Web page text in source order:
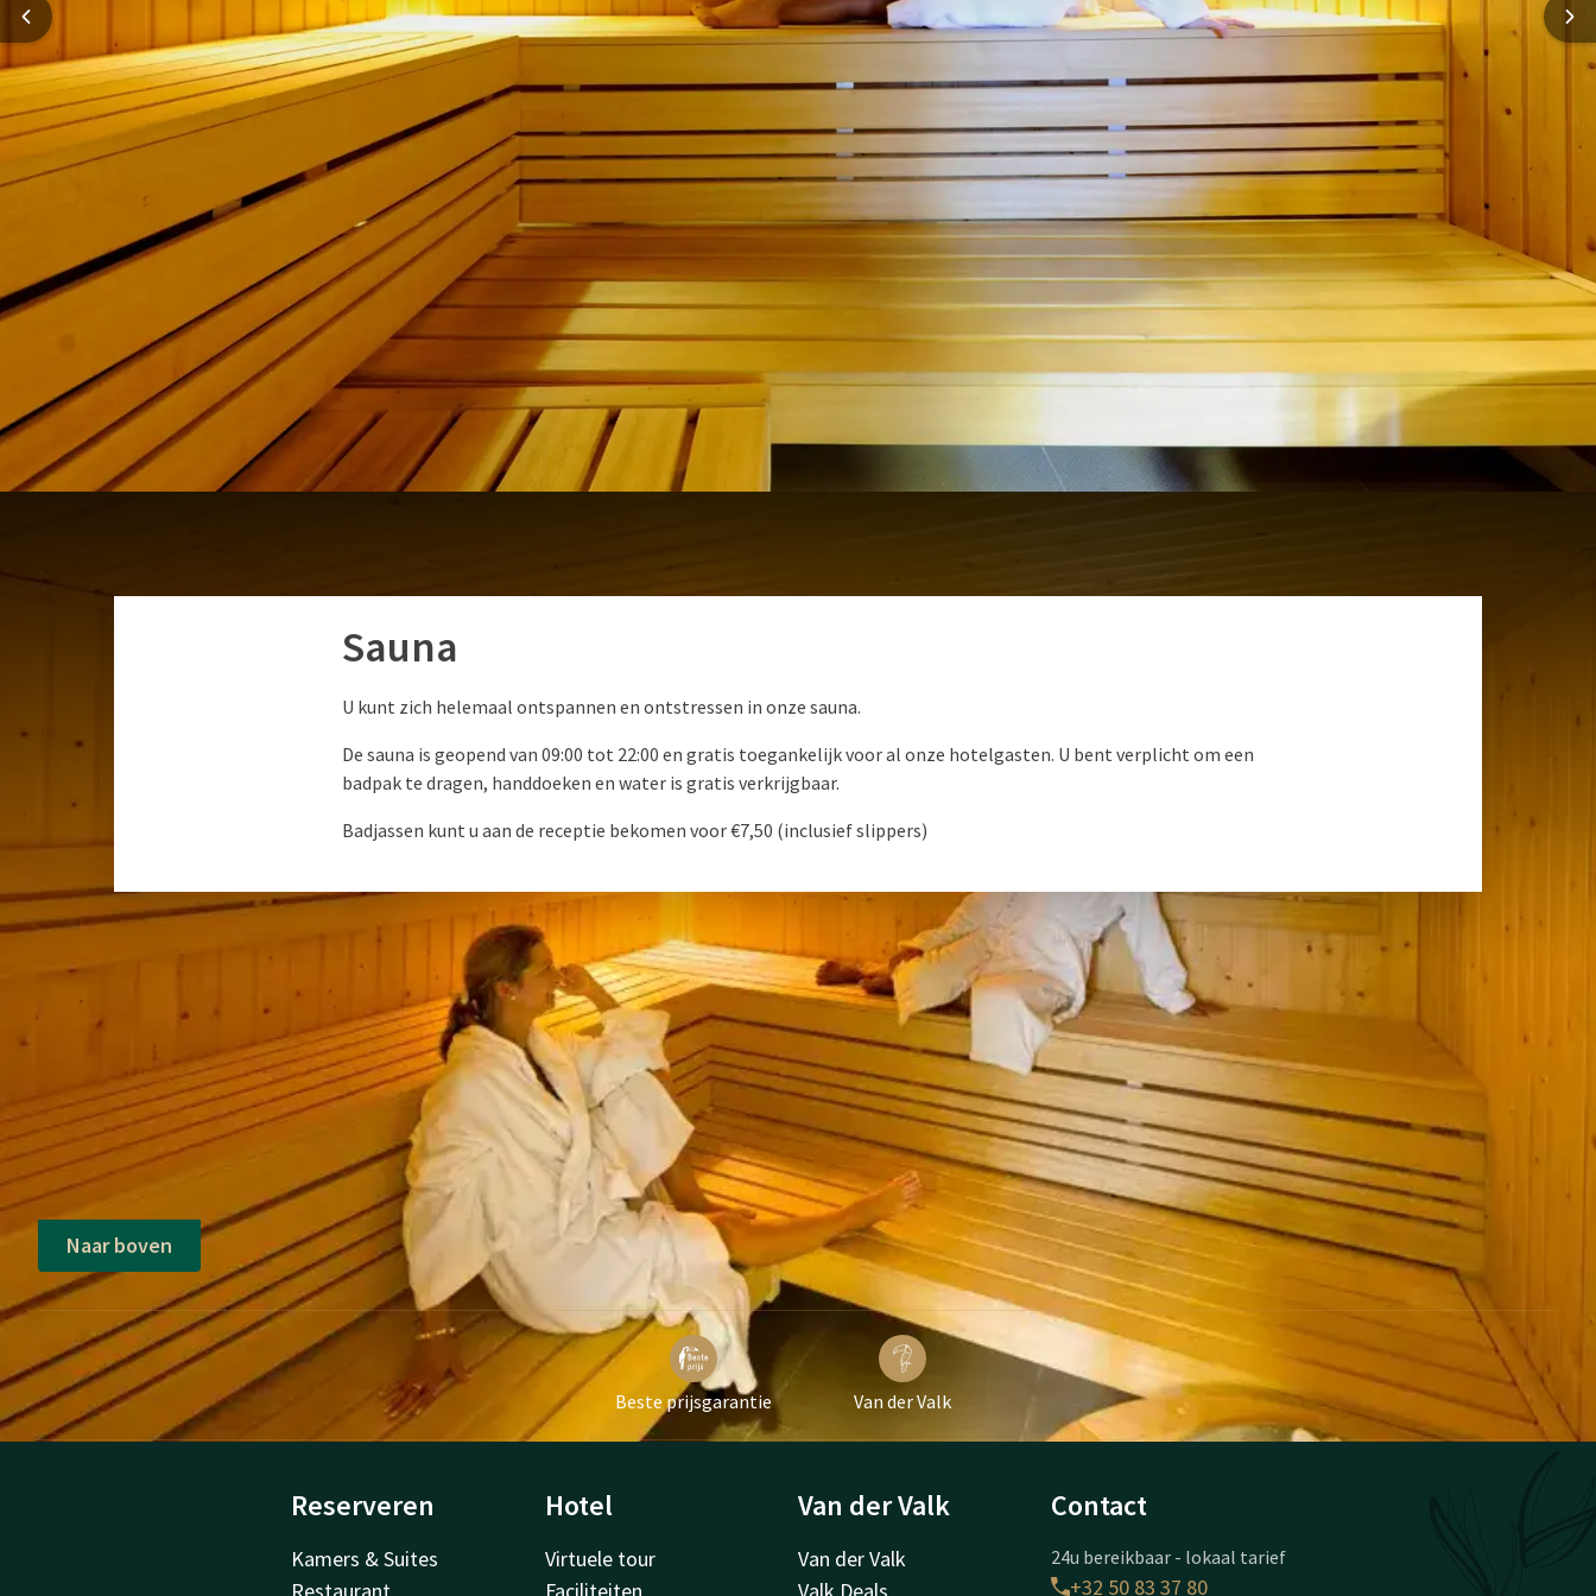
VAN DER VALK BRUGGE-OOSTKAMP
Sauna
U kunt zich helemaal ontspannen en ontstressen in onze sauna.
De sauna is geopend van 09:00 tot 22:00 en gratis toegankelijk voor al onze hotelgasten. U bent verplicht om een
badpak te dragen, handdoeken en water is gratis verkrijgbaar.
Badjassen kunt u aan de receptie bekomen voor €7,50 (inclusief slippers)
Naar boven
Beste prijsgarantie Van der Valk
Reserveren
Kamers & Suites
Restaurant
Hotel
Virtuele tour
Faciliteiten
Van der Valk
Van der Valk
Valk Deals
Contact
24u bereikbaar - lokaal tarief
+32 50 83 37 80